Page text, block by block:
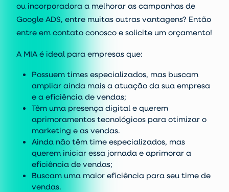
ou incorporadora a melhorar as campanhas de
Google ADS, entre muitas outras vantagens? Então
entre em contato conosco e solicite um orçamento!
A MIA é ideal para empresas que:
Possuem times especializados, mas buscam
ampliar ainda mais a atuação da sua empresa
e a eficiência de vendas;
Têm uma presença digital e querem
aprimoramentos tecnológicos para otimizar o
marketing e as vendas.
Ainda não têm time especializados, mas
querem iniciar essa jornada e aprimorar a
eficiência de vendas;
Buscam uma maior eficiência para seu time de
vendas.